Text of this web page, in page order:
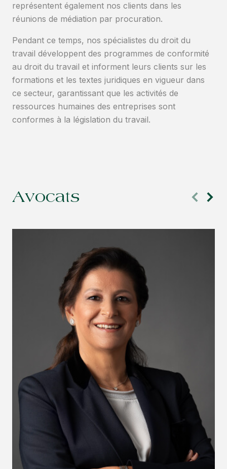
représentent également nos clients dans les
réunions de médiation par procuration.
Pendant ce temps, nos spécialistes du droit du
travail développent des programmes de conformité
au droit du travail et informent leurs clients sur les
formations et les textes juridiques en vigueur dans
ce secteur, garantissant que les activités de
ressources humaines des entreprises sont
conformes à la législation du travail.
Avocats